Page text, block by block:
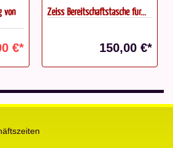
für...
€*
ATIK EFW2 motorisiertes...
704,00 €*